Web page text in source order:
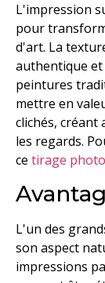
L'impression
pour
d'art. La
authentique
peintures
mettre en
clichés, créant
les regards.
ce tirage
L'un des
son aspect
impressions